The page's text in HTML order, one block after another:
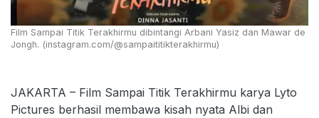
Film Sampai Titik Terakhirmu dibintangi Arbani Yasiz dan Mawar de
Jongh. (instagram.com/@sampaititikterakhirmu)
JAKARTA – Film Sampai Titik Terakhirmu karya Lyto
Pictures berhasil membawa kisah nyata Albi dan